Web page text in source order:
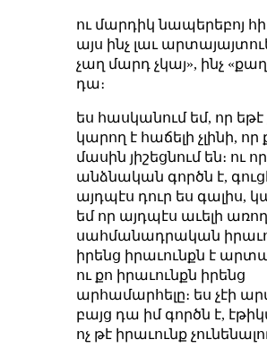
ու մարդիկ նապերեբոյ
այս ինչ լաւ
չաղ մարդ չկայ», ինչ
դա։
ես հասկանում եմ, որ եթէ
կարող է հաճելի չլինի, որ
մասին յիշեցնում են։ ու
անձնական գործն է,
այդպէս դուր ես գալիս,
եմ որ այդպէս աւելի
սահմանադրական
իրենց իրաւունքն է
ու քո իրաւունքն իրենց
արհամարհելը։ ես չէի
բայց դա իմ գործն է,
ոչ թէ իրաւունք